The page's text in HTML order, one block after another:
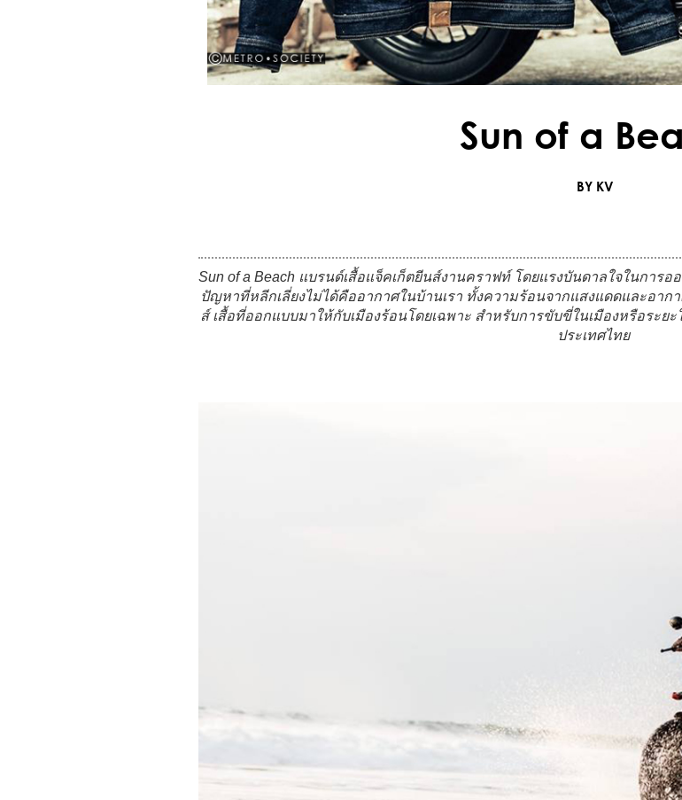
Sun of a
BY KV
Sun of a Beach แบรนด์เสื้อแจ็คเก็ตยีนส์งานคราฟท์ โดยแรงบันดาลใจในการ
ปัญหาที่หลีกเลี่ยงไม่ได้คืออากาศในบ้านเรา ทั้งความร้อนจากแสงแดดและอา
ส์ เสื้อที่ออกแบบมาให้กับเมืองร้อนโดยเฉพาะ สำหรับการขับขี่ในเมืองหรือระย
ประเทศไทย